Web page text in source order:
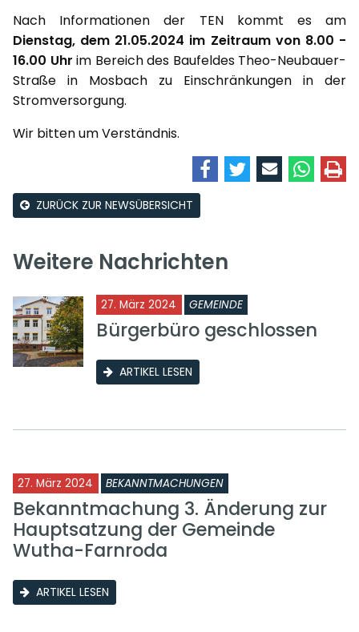
Nach Informationen der TEN kommt es am
Dienstag, dem 21.05.2024 im Zeitraum von 8.00 -
16.00 Uhr im Bereich des Baufeldes Theo-Neubauer-
Straße in Mosbach zu Einschränkungen in der
Stromversorgung.
Wir bitten um Verständnis.
ZURÜCK ZUR NEWSÜBERSICHT
Weitere Nachrichten
27. März 2024 GEMEINDE
Bürgerbüro geschlossen
ARTIKEL LESEN
27. März 2024 BEKANNTMACHUNGEN
Bekanntmachung 3. Änderung zur
Hauptsatzung der Gemeinde
Wutha-Farnroda
ARTIKEL LESEN